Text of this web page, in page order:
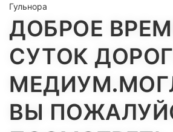
Гульнора
ДОБРОЕ
СУТОК
ВЫ